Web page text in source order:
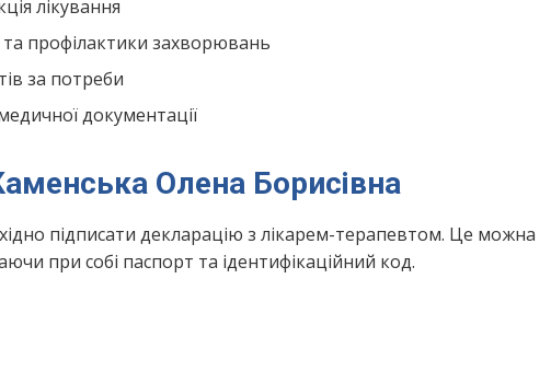
лікування
профілактики захворювань
за потреби
документації
Олена Борисівна
підписати декларацію з лікарем-терапевтом. Це можна
при собі паспорт та ідентифікаційний код.